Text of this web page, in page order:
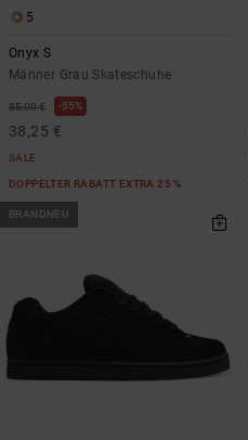
5
Onyx S
Männer Grau Skateschuhe
85,00 € 55%
38,25 €
SALE
DOPPELTER RABATT EXTRA 25 %
BRANDNEU